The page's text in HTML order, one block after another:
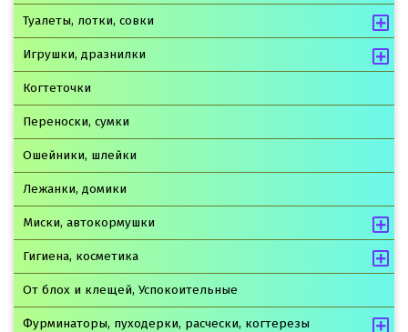
Туалеты, лотки, совки
Игрушки, дразнилки
Когтеточки
Переноски, сумки
Ошейники, шлейки
Лежанки, домики
Миски, автокормушки
Гигиена, косметика
От блох и клещей, Успокоительные
Фурминаторы, пуходерки, расчески, когтерезы